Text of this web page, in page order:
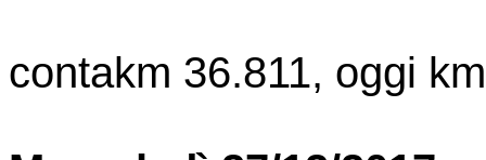
contakm 36.811, oggi